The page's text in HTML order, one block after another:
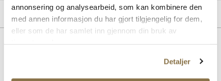
annonsering og analysearbeid, som kan kombinere den
med annen informasjon du har gjort tilgjengelig for dem,
eller som de har samlet inn gjennom din bruk av
Detaljer
Overdel:Skinn
For:Skinn
Innersåle:Skinn
Merke